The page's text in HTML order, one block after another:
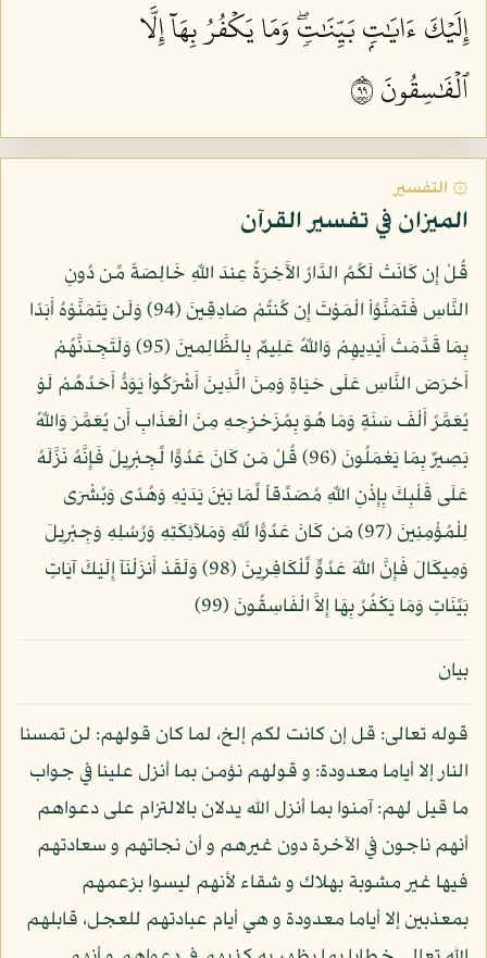
إِلَيۡكَ ءَايَٰتِۭ بَيِّنَٰتٖۖ وَمَا يَكۡفُرُ بِهَآ إِلَّا
ٱلۡفَٰسِقُونَ ٩٩
۞ التفسير
الميزان في تفسير القرآن
قُلْ إِن كَانَتْ لَكُمُ الدَّارُ الآَخِرَةُ عِندَ اللّهِ خَالِصَةً مِّن دُونِ
النَّاسِ فَتَمَنَّوُاْ الْمَوْتَ إِن كُنتُمْ صَادِقِينَ (94) وَلَن يَتَمَنَّوْهُ أَبَدًا
بِمَا قَدَّمَتْ أَيْدِيهِمْ وَاللّهُ عَلِيمٌ بِالظَّالِمينَ (95) وَلَتَجِدَنَّهُمْ
أَحْرَصَ النَّاسِ عَلَى حَيَاةٍ وَمِنَ الَّذِينَ أَشْرَكُواْ يَوَدُّ أَحَدُهُمْ لَوْ
يُعَمَّرُ أَلْفَ سَنَةٍ وَمَا هُوَ بِمُزَحْزِحِهِ مِنَ الْعَذَابِ أَن يُعَمَّرَ وَاللّهُ
بَصِيرٌ بِمَا يَعْمَلُونَ (96) قُلْ مَن كَانَ عَدُوًّا لِّجِبْرِيلَ فَإِنَّهُ نَزَّلَهُ
عَلَى قَلْبِكَ بِإِذْنِ اللّهِ مُصَدِّقاً لِّمَا بَيْنَ يَدَيْهِ وَهُدًى وَبُشْرَى
لِلْمُؤْمِنِينَ (97) مَن كَانَ عَدُوًّا لِّلّهِ وَمَلآئِكَتِهِ وَرُسُلِهِ وَجِبْرِيلَ
وَمِيكَالَ فَإِنَّ اللّهَ عَدُوٌّ لِّلْكَافِرِينَ (98) وَلَقَدْ أَنزَلْنَآ إِلَيْكَ آيَاتٍ
بَيِّنَاتٍ وَمَا يَكْفُرُ بِهَا إِلاَّ الْفَاسِقُونَ (99)
بيان
قوله تعالى: قل إن كانت لكم إلخ، لما كان قولهم: لن تمسنا
النار إلا أياما معدودة: و قولهم نؤمن بما أنزل علينا في جواب
ما قيل لهم: آمنوا بما أنزل الله يدلان بالالتزام على دعواهم
أنهم ناجون في الآخرة دون غيرهم و أن نجاتهم و سعادتهم
فيها غير مشوبة بهلاك و شقاء لأنهم ليسوا بزعمهم
بمعذبين إلا أياما معدودة و هي أيام عبادتهم للعجل، قابلهم